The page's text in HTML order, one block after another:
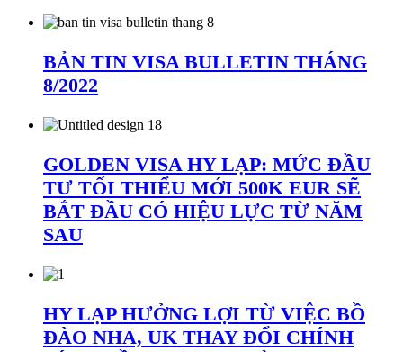
BẢN TIN VISA BULLETIN THÁNG
8/2022
GOLDEN VISA HY LẠP: MỨC ĐẦU
TƯ TỐI THIỂU MỚI 500K EUR SẼ
BẮT ĐẦU CÓ HIỆU LỰC TỪ NĂM
SAU
HY LẠP HƯỞNG LỢI TỪ VIỆC BỒ
ĐÀO NHA, UK THAY ĐỔI CHÍNH